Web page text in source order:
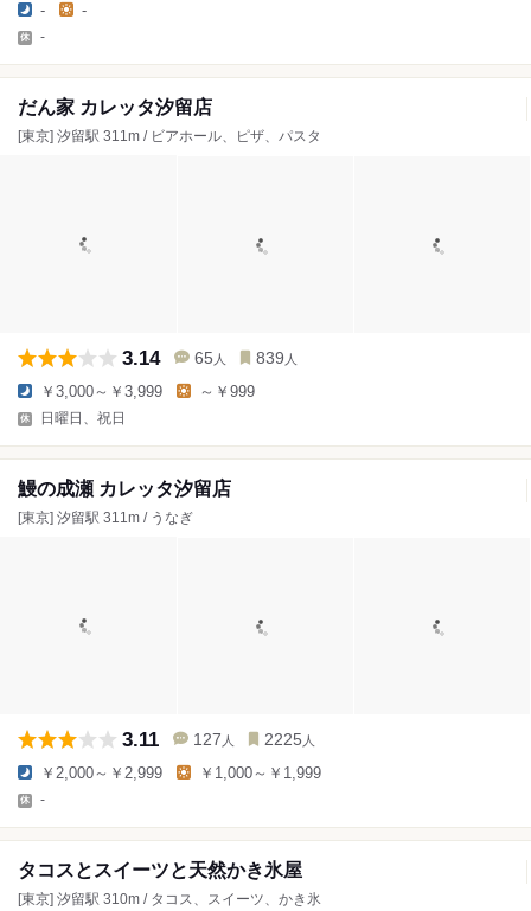
- -
-
だん家 カレッタ汐留店
[東京] 汐留駅 311m / ビアホール、ピザ、パスタ
3.14 65 人 839 人
￥3,000～￥3,999 ～￥999
日曜日、祝日
鰻の成瀬 カレッタ汐留店
[東京] 汐留駅 311m / うなぎ
3.11 127 人 2225 人
￥2,000～￥2,999 ￥1,000～￥1,999
-
タコスとスイーツと天然かき氷屋
[東京] 汐留駅 310m / タコス、スイーツ、かき氷